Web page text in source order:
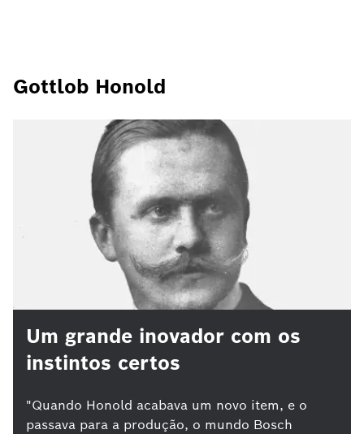
Gottlob Honold
Um grande inovador com os
instintos certos
"Quando Honold acabava um novo item, e o
passava para a produção, o mundo Bosch